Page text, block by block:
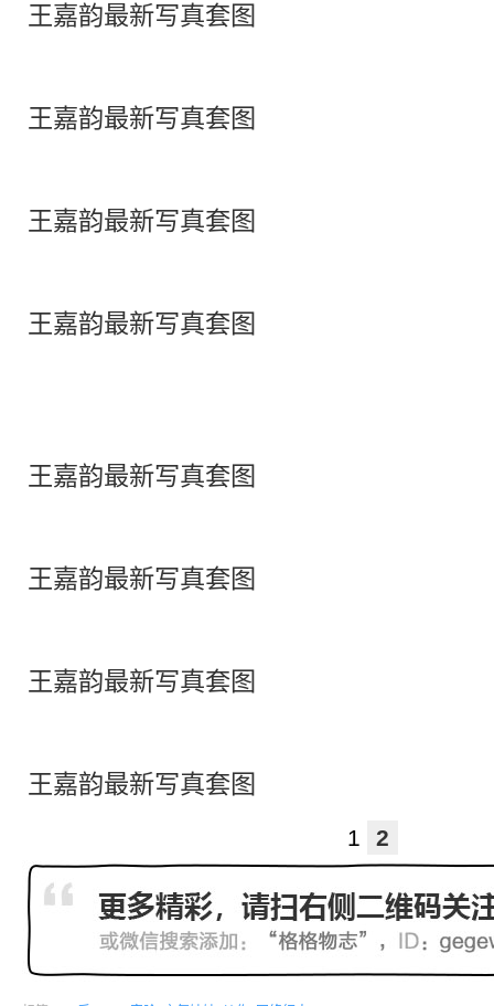
王嘉韵最新写真套图
王嘉韵最新写真套图
王嘉韵最新写真套图
王嘉韵最新写真套图
王嘉韵最新写真套图
王嘉韵最新写真套图
王嘉韵最新写真套图
王嘉韵最新写真套图
1 2